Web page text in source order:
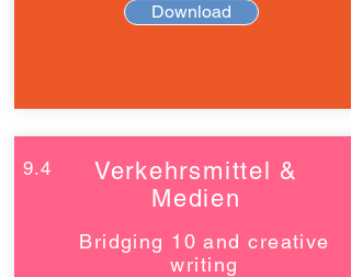
Download
9.4
Verkehrsmittel &
Medien
Bridging 10 and creative
writing